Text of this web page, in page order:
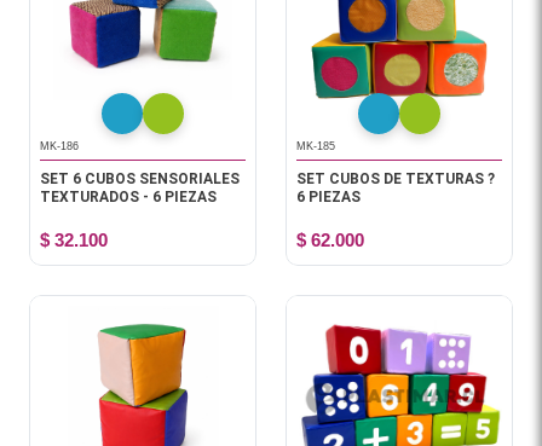
MK-186
SET 6 CUBOS SENSORIALES
TEXTURADOS - 6 PIEZAS
$ 32.100
MK-185
SET CUBOS DE TEXTURAS ?
6 PIEZAS
$ 62.000